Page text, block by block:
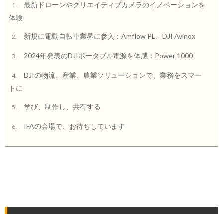
1.
最新ドローンやクリエイティブカメラのイノベーションを
体験
2. 新規に電動自転車業界に参入：Amflow PL、DJI Avinox
3. 2024年発表のDJIポータブル電源を体感：Power 1000
4.
DJIの物流、産業、農業ソリューションで、業務をスマー
トに
5. 学び、制作し、共有する
6. IFAの会場で、お待ちしています